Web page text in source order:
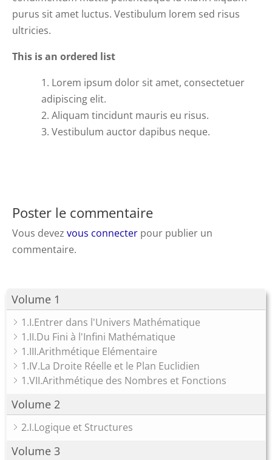
Volume 1
1.I.Entrer dans l'Univers Mathématique
1.II.Du Fini à l'Infini Mathématique
1.III.Arithmétique Elémentaire
1.IV.La Droite Réelle et le Plan Euclidien
1.VII.Arithmétique des Nombres et Fonctions
Volume 2
2.I.Logique et Structures
Volume 3
purus sit amet luctus. Vestibulum lorem sed risus
ultricies.
This is an ordered list
Lorem ipsum dolor sit amet, consectetuer
adipiscing elit.
Aliquam tincidunt mauris eu risus.
Vestibulum auctor dapibus neque.
Poster le commentaire
Vous devez vous connecter pour publier un
commentaire.